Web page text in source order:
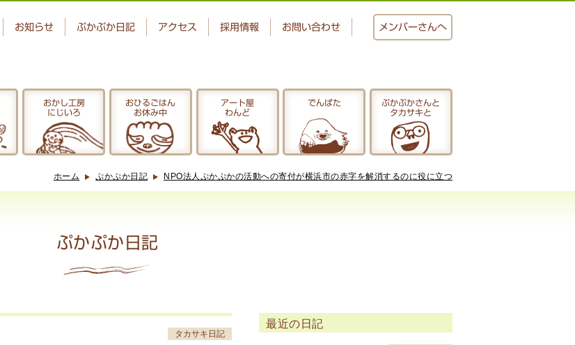
お知らせ ぷかぷか日記 アクセス 採用情報 お問い合わせ メンバーさんへ
ぷかぷか
おかし工房
ぷかぷか日記
おかし工房
にじいろ
おひるごはん
お休み中
アート屋
わんど
でんぱた
ぷかぷかさんと
タカサキと
ホーム ぷかぷか日記 NPO法人ぷかぷかの活動への寄付が横浜市の赤字を解消するのに役に立つ
ぷかぷか日記
タカサキ日記
最近の日記